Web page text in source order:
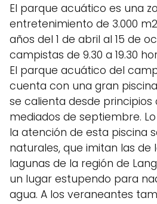
El parque acuático es una
entretenimiento de 3.000
años del 1 de abril al 15 de
campistas de 9.30 a 19.30
El parque acuático del
cuenta con una gran
se calienta desde
mediados de septiembre.
la atención de esta piscina
naturales, que imitan las de
lagunas de la región de
un lugar estupendo para
agua. A los veraneantes